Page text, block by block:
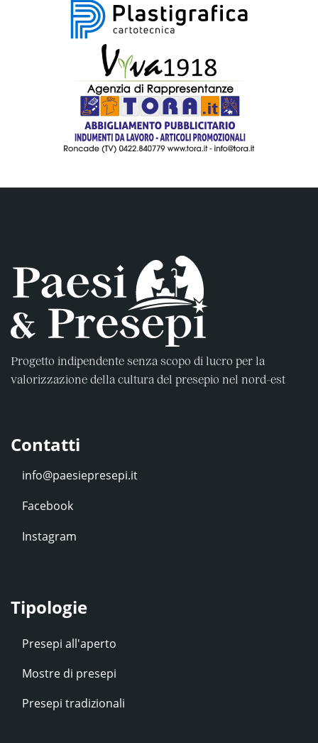
Progetto indipendente senza scopo di lucro per la
valorizzazione della cultura del presepio nel nord-est
Contatti
Facebook
Instagram
Tipologie
Presepi all'aperto
Mostre di presepi
Presepi tradizionali